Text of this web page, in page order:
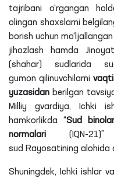
tajribani o‘rgangan
olingan shaxslarni
borish uchun
jihozlash hamda
(shahar) sudlarida
gumonqilinuvchilarni
yuzasidan berilgan
Milliy gvardiya, Ichki
hamkorlikda “Sud
normalari ( IQN-
sud Rayosatining alohida
Shuningdek, Ichki ishlar